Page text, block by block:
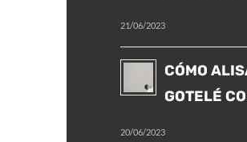
21/06/2023
CÓMO
GOTELÉ
20/06/2023